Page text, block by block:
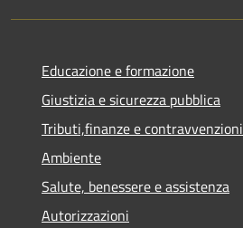
Educazione e formazione
Giustizia e sicurezza pubblica
Tributi,finanze e contravvenzioni
Ambiente
Salute, benessere e assistenza
Autorizzazioni